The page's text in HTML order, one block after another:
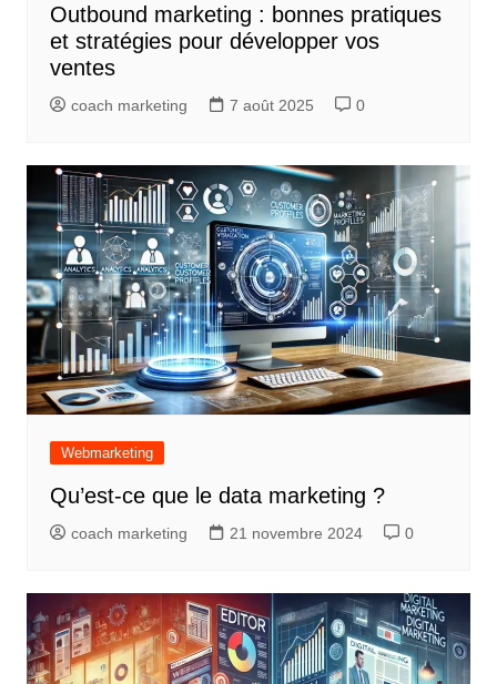
Outbound marketing : bonnes pratiques
et stratégies pour développer vos
ventes
coach marketing 7 août 2025 0
Webmarketing
Qu’est-ce que le data marketing ?
coach marketing 21 novembre 2024 0